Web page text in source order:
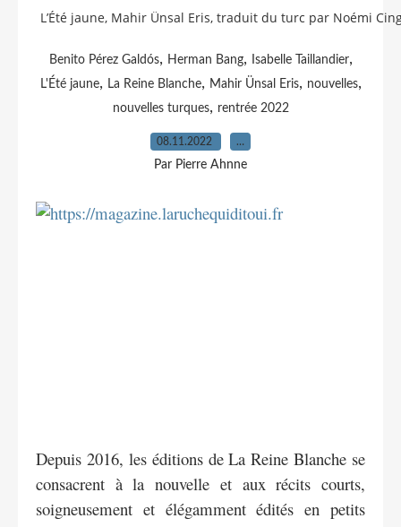
L’Été jaune, Mahir Ünsal Eris, traduit du turc par Noémi
Benito Pérez Galdós, Herman Bang, Isabelle Taillandier,
L'Été jaune, La Reine Blanche, Mahir Ünsal Eris, nouvelles,
nouvelles turques, rentrée 2022
08.11.2022 …
Par Pierre Ahnne
Depuis 2016, les éditions de La Reine Blanche se
consacrent à la nouvelle et aux récits courts,
soigneusement et élégamment édités en petits